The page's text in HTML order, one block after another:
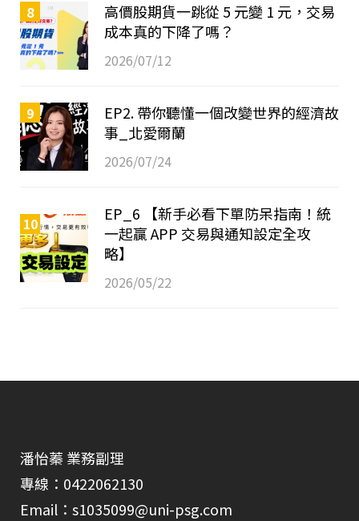
8
高價股期貨一跳從 5 元變 1 元，交易
成本真的下降了嗎？
2026/07/12
9
EP2. 帶你聽懂一個改變世界的經濟故
事_北愛爾蘭
2026/07/24
10
EP_6 【新手必看下單防呆指南！統
一起贏 APP 交易與通知設定全攻
略】
2026/05/22
潘怡蓁 業務副理
專線：0422062130
Email：s1035099@uni-psg.com